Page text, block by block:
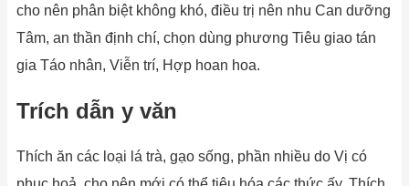
cho nên phân biệt không khó, điều trị nên nhu Can dưỡng
Tâm, an thần định chí, chọn dùng phương Tiêu giao tán
gia Táo nhân, Viễn trí, Hợp hoan hoa.
Trích dẫn y văn
Thích ăn các loại lá trà, gạo sống, phần nhiều do Vị có